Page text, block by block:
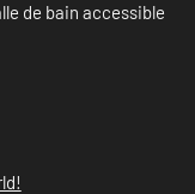
de bain accessible